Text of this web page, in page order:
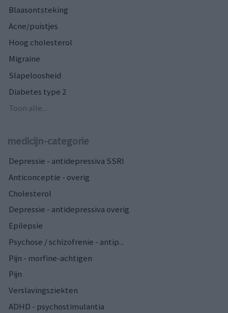
Blaasontsteking
Acne/puistjes
Hoog cholesterol
Migraine
Slapeloosheid
Diabetes type 2
Toon alle...
medicijn-categorie
Depressie - antidepressiva SSRI
Anticonceptie - overig
Cholesterol
Depressie - antidepressiva overig
Epilepsie
Psychose / schizofrenie - antip...
Pijn - morfine-achtigen
Pijn
Verslavingsziekten
ADHD - psychostimulantia